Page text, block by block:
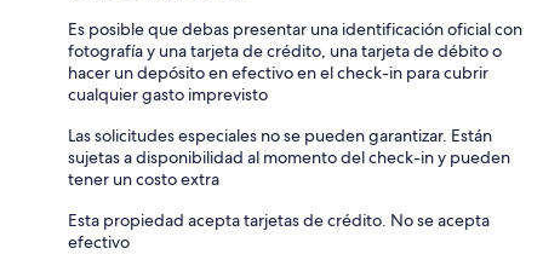
Es posible que debas presentar una identificación oficial con
fotografía y una tarjeta de crédito, una tarjeta de débito o
hacer un depósito en efectivo en el check-in para cubrir
cualquier gasto imprevisto
Las solicitudes especiales no se pueden garantizar. Están
sujetas a disponibilidad al momento del check-in y pueden
tener un costo extra
Esta propiedad acepta tarjetas de crédito. No se acepta
efectivo